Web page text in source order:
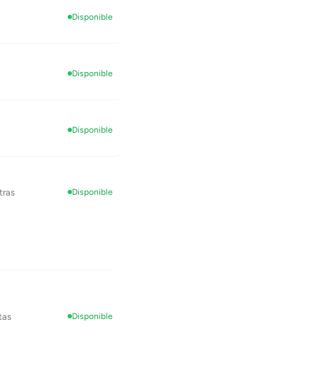
Disponible
Disponible
Disponible
Disponible
Disponible